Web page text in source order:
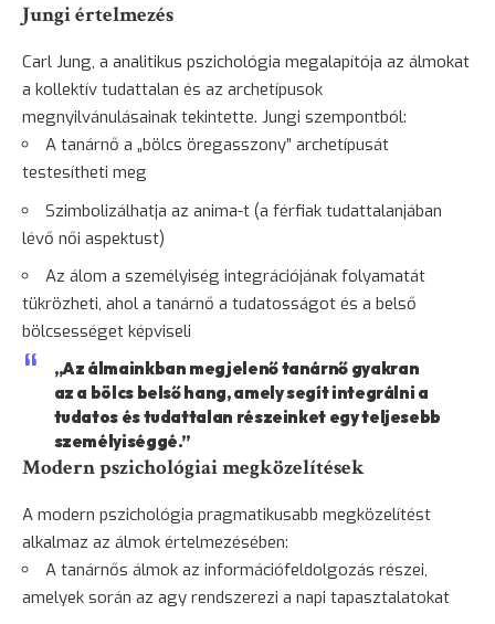
Jungi értelmezés
Carl Jung, a analitikus pszichológia megalapítója az álmokat
a kollektív tudattalan és az archetípusok
megnyilvánulásainak tekintette. Jungi szempontból:
A tanárnő a „bölcs öregasszony” archetípusát
testesítheti meg
Szimbolizálhatja az anima-t (a férfiak tudattalanjában
lévő női aspektust)
Az álom a személyiség integrációjának folyamatát
tükrözheti, ahol a tanárnő a tudatosságot és a belső
bölcsességet képviseli
„Az álmainkban megjelenő tanárnő gyakran
az a bölcs belső hang, amely segít integrálni a
tudatos és tudattalan részeinket egy teljesebb
személyiséggé.”
Modern pszichológiai megközelítések
A modern pszichológia pragmatikusabb megközelítést
alkalmaz az álmok értelmezésében:
A tanárnős álmok az információfeldolgozás részei,
amelyek során az agy rendszerezi a napi tapasztalatokat